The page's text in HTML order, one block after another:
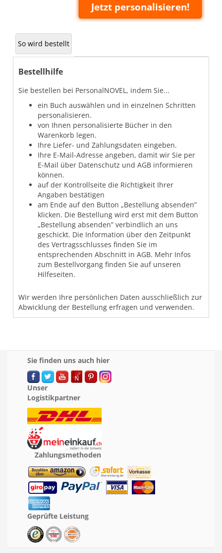
Jetzt personalisieren!
So wird bestellt
Bestellhilfe
Sie bestellen bei PersonalNOVEL, indem Sie...
ein Buch auswählen und in einzelnen Schritten
personalisieren.
von Ihnen personalisierte Bücher in den
Warenkorb legen.
Ihre Liefer- und Zahlungsdaten eingeben.
Ihre E-Mail-Adresse angeben, damit wir Sie per
E-Mail über Datenschutz und AGB informieren
können.
auf der Kontrollseite die Richtigkeit Ihrer
Angaben bestätigen
am Ende auf den Button „Bestellung absenden”
klicken. Die Bestellung wird erst mit dem Button
„Bestellung absenden” verbindlich an uns
geschickt. Die Information über den Zeitpunkt
des Vertragsschlusses finden Sie im
entsprechenden Abschnitt in AGB. Mehr Infos
zum Bestellvorgang finden Sie auf unseren
Hilfeseiten.
Wir werden Ihre persönlichen Daten ausschließlich zur
Abwicklung der Bestellung erfragen und verwenden.
Sie finden uns auch hier
Unser
Logistikpartner
Zahlungsmethoden
Geprüfte Leistung